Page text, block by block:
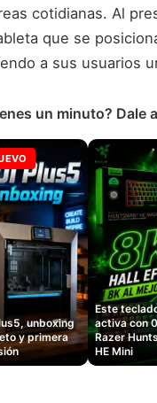
cotidianas. Al
que se
a sus usuarios
un minuto? Dale
unboxing
y primera
Este
activa con
Razer
HE Mini